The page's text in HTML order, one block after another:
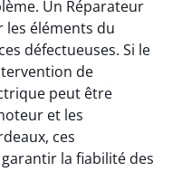
Un Réparateur
éléments du
défectueuses. Si le
de
peut être
et les
ces
la fiabilité des